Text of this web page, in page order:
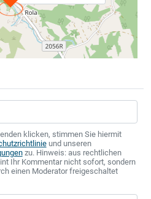
klicken, stimmen Sie hiermit
und unseren
zu. Hinweis: aus rechtlichen
Ihr Kommentar nicht sofort, sondern
einen Moderator freigeschaltet